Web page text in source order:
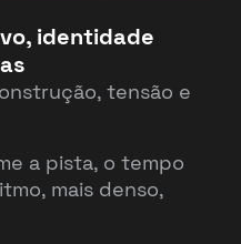
identidade
tensão e
a pista, o tempo
mais denso,
Comprar